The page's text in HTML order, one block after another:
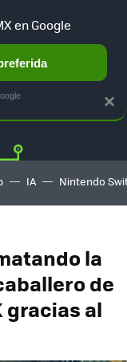
LIBRE
IA Nintendo
la
de
gracias al
×
en Google